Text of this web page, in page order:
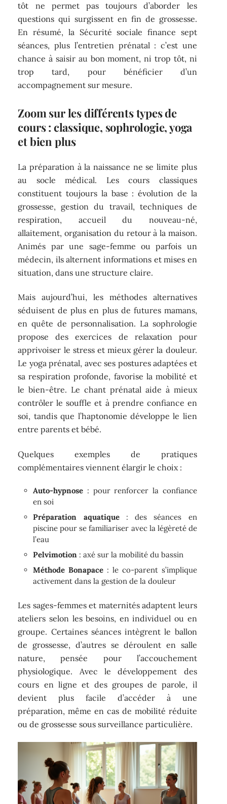
tôt ne permet pas toujours d’aborder les
questions qui surgissent en fin de grossesse.
En résumé, la Sécurité sociale finance sept
séances, plus l’entretien prénatal : c’est une
chance à saisir au bon moment, ni trop tôt, ni
trop tard, pour bénéficier d’un
accompagnement sur mesure.
Zoom sur les différents types de
cours : classique, sophrologie, yoga
et bien plus
La préparation à la naissance ne se limite plus
au socle médical. Les cours classiques
constituent toujours la base : évolution de la
grossesse, gestion du travail, techniques de
respiration, accueil du nouveau-né,
allaitement, organisation du retour à la maison.
Animés par une sage-femme ou parfois un
médecin, ils alternent informations et mises en
situation, dans une structure claire.
Mais aujourd’hui, les méthodes alternatives
séduisent de plus en plus de futures mamans,
en quête de personnalisation. La sophrologie
propose des exercices de relaxation pour
apprivoiser le stress et mieux gérer la douleur.
Le yoga prénatal, avec ses postures adaptées et
sa respiration profonde, favorise la mobilité et
le bien-être. Le chant prénatal aide à mieux
contrôler le souffle et à prendre confiance en
soi, tandis que l’haptonomie développe le lien
entre parents et bébé.
Quelques exemples de pratiques
complémentaires viennent élargir le choix :
Auto-hypnose : pour renforcer la confiance
en soi
Préparation aquatique: des séances en
piscine pour se familiariser avec la légèreté de
l’eau
Pelvimotion : axé sur la mobilité du bassin
Méthode Bonapace : le co-parent s’implique
activement dans la gestion de la douleur
Les sages-femmes et maternités adaptent leurs
ateliers selon les besoins, en individuel ou en
groupe. Certaines séances intègrent le ballon
de grossesse, d’autres se déroulent en salle
nature, pensée pour l’accouchement
physiologique. Avec le développement des
cours en ligne et des groupes de parole, il
devient plus facile d’accéder à une
préparation, même en cas de mobilité réduite
ou de grossesse sous surveillance particulière.